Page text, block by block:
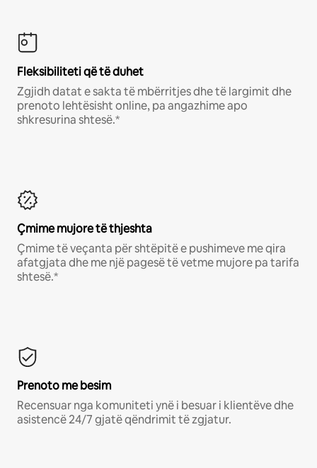
Fleksibiliteti që të duhet
Zgjidh datat e sakta të mbërritjes dhe të largimit dhe
prenoto lehtësisht online, pa angazhime apo
shkresurina shtesë.*
Çmime mujore të thjeshta
Çmime të veçanta për shtëpitë e pushimeve me qira
afatgjata dhe me një pagesë të vetme mujore pa tarifa
shtesë.*
Prenoto me besim
Recensuar nga komuniteti ynë i besuar i klientëve dhe
asistencë 24/7 gjatë qëndrimit të zgjatur.